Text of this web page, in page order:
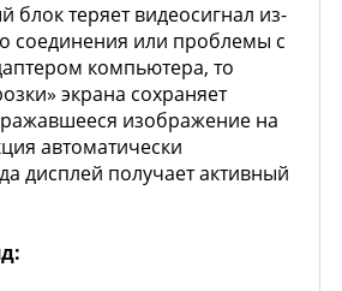
блок теряет видеосигнал из-
соединения или проблемы с
компьютера, то
экрана сохраняет
изображение на
автоматически
дисплей получает активный